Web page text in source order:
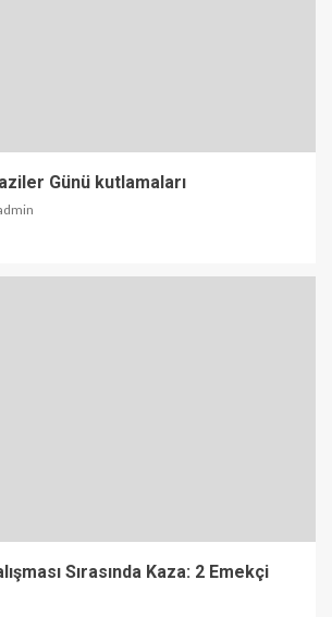
Günü kutlamaları
Sırasında Kaza: 2 Emekçi